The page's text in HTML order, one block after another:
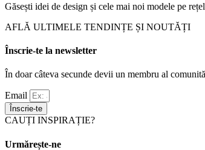
Găsești idei de design și cele mai noi modele pe
AFLĂ ULTIMELE TENDINȚE ȘI NOUTĂȚI
Înscrie-te la newsletter
În doar câteva secunde devii un membru al
Email
Înscrie-te
CAUȚI INSPIRAȚIE?
Urmărește-ne